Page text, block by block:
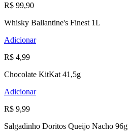
R$ 99,90
Whisky Ballantine's Finest 1L
Adicionar
R$ 4,99
Chocolate KitKat 41,5g
Adicionar
R$ 9,99
Salgadinho Doritos Queijo Nacho 96g